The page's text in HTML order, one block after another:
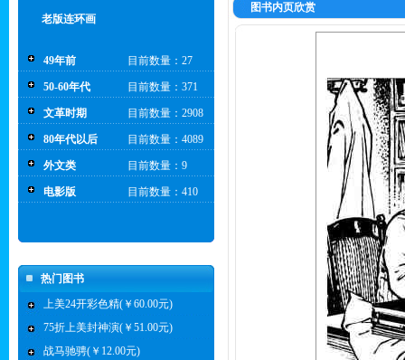
老版连环画
49年前 目前数量：27
50-60年代 目前数量：371
文革时期 目前数量：2908
80年代以后 目前数量：4089
外文类 目前数量：9
电影版 目前数量：410
热门图书
上美24开彩色精(￥60.00元)
75折上美封神演(￥51.00元)
战马驰骋(￥12.00元)
图书内页欣赏